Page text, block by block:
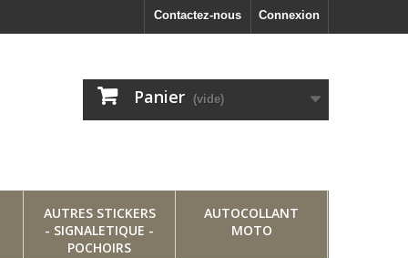
Connexion
Contactez-nous
Panier (vide)
AUTRES STICKERS
- SIGNALETIQUE -
POCHOIRS
AUTOCOLLANT
MOTO